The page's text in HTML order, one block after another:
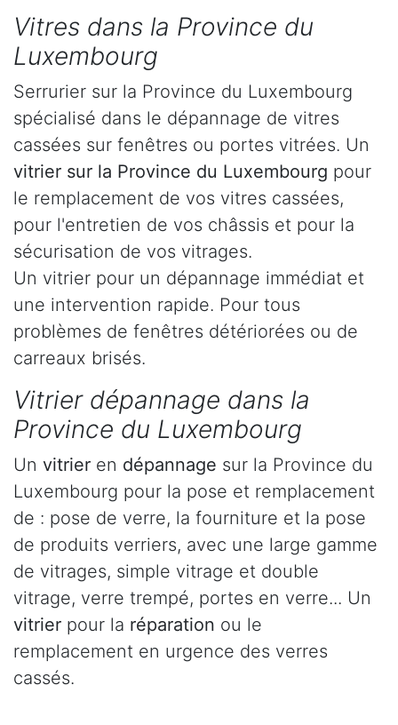
Vitres dans la Province du
Luxembourg
Serrurier sur la Province du Luxembourg
spécialisé dans le dépannage de vitres
cassées sur fenêtres ou portes vitrées. Un
vitrier sur la Province du Luxembourg pour
le remplacement de vos vitres cassées,
pour l'entretien de vos châssis et pour la
sécurisation de vos vitrages.
Un vitrier pour un dépannage immédiat et
une intervention rapide. Pour tous
problèmes de fenêtres détériorées ou de
carreaux brisés.
Vitrier dépannage dans la
Province du Luxembourg
Un vitrier en dépannage sur la Province du
Luxembourg pour la pose et remplacement
de : pose de verre, la fourniture et la pose
de produits verriers, avec une large gamme
de vitrages, simple vitrage et double
vitrage, verre trempé, portes en verre... Un
vitrier pour la réparation ou le
remplacement en urgence des verres
cassés.